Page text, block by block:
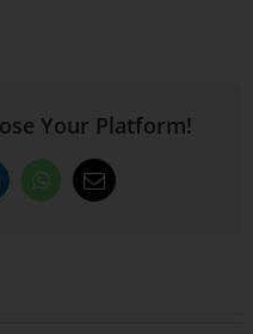
Your Platform!
WhatsApp
Email